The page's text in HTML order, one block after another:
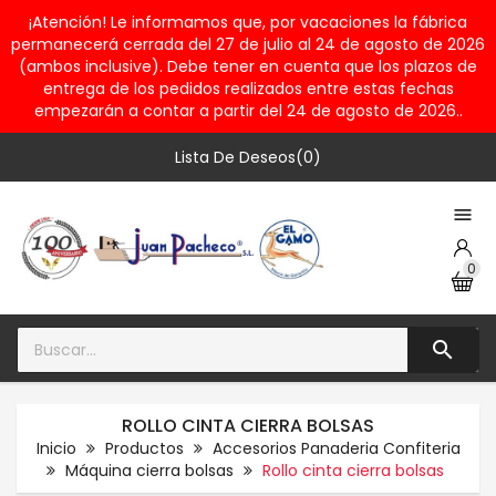
¡Atención! Le informamos que, por vacaciones la fábrica
permanecerá cerrada del 27 de julio al 24 de agosto de 2026
(ambos inclusive). Debe tener en cuenta que los plazos de
entrega de los pedidos realizados entre estas fechas
empezarán a contar a partir del 24 de agosto de 2026..
Lista De Deseos(0)

0

ROLLO CINTA CIERRA BOLSAS
Inicio Productos
Accesorios Panaderia Confiteria
Máquina cierra bolsas
Rollo cinta cierra bolsas